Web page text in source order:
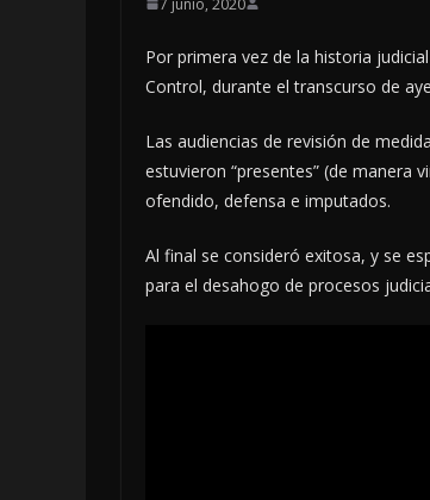
Por primera vez de la historia
Control, durante el transcurso de
Las audiencias de revisión de
estuvieron “presentes” (de manera
ofendido, defensa e imputados.
Al final se consideró exitosa, y se
para el desahogo de procesos